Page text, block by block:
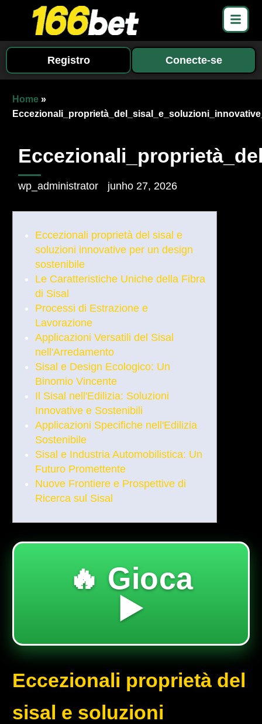
Registro Conecte-se
Home »
wp_administrator junho 27, 2026
Eccezionali proprietà del sisal e
soluzioni innovative per un design
sostenibile
Le Caratteristiche Uniche della Fibra
di Sisal
Processi di Estrazione e
Lavorazione
Applicazioni Versatili del Sisal
nell'Arredamento
Sisal e Design Ecologico: Un
Binomio Vincente
Il Sisal nell'Edilizia: Soluzioni
Innovative e Sostenibili
Applicazioni Specifiche nell'Edilizia
Sostenibile
Sisal e Industria Automobilistica: Un
Futuro Promettente
Nuove Frontiere e Prospettive di
Ricerca sul Sisal
🔥 Gioca
▶️
Eccezionali proprietà del
sisal e soluzioni